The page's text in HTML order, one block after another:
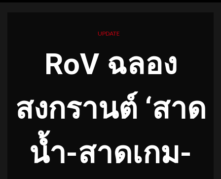
UPDATE
RoV ฉลอง
สงกรานต์ ‘สาด
น้ำ-สาดเกม-